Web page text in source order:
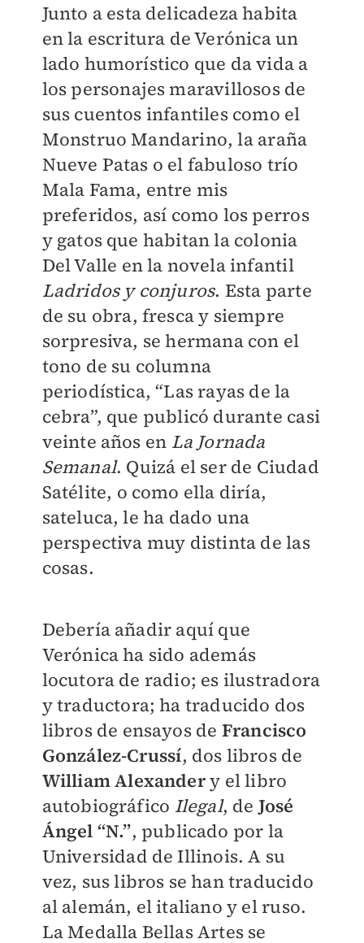
Junto a esta delicadeza habita
en la escritura de Verónica un
lado humorístico que da vida a
los personajes maravillosos de
sus cuentos infantiles como el
Monstruo Mandarino, la araña
Nueve Patas o el fabuloso trío
Mala Fama, entre mis
preferidos, así como los perros
y gatos que habitan la colonia
Del Valle en la novela infantil
Ladridos y conjuros. Esta parte
de su obra, fresca y siempre
sorpresiva, se hermana con el
tono de su columna
periodística, “Las rayas de la
cebra”, que publicó durante casi
veinte años en La Jornada
Semanal. Quizá el ser de Ciudad
Satélite, o como ella diría,
sateluca, le ha dado una
perspectiva muy distinta de las
cosas.
Debería añadir aquí que
Verónica ha sido además
locutora de radio; es ilustradora
y traductora; ha traducido dos
libros de ensayos de Francisco
González-Crussí, dos libros de
William Alexandery el libro
autobiográfico Ilegal, de José
Ángel “N.”, publicado por la
Universidad de Illinois. A su
vez, sus libros se han traducido
al alemán, el italiano y el ruso.
La Medalla Bellas Artes se